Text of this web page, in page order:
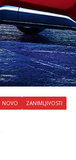
NOVO ZANIMLJIVOSTI